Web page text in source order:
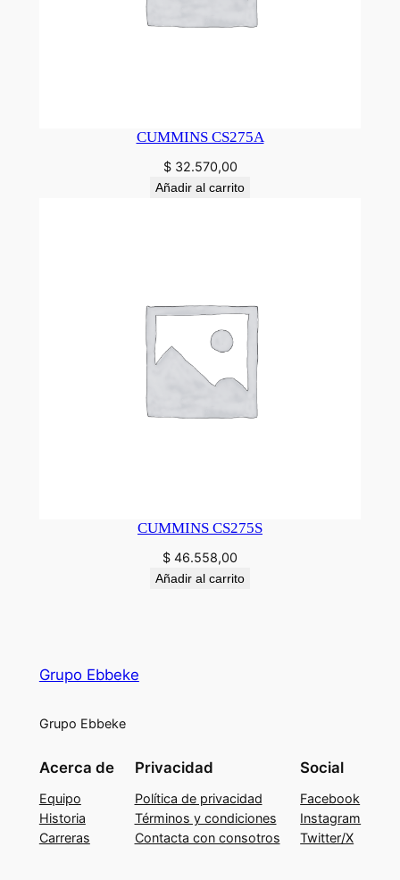
CUMMINS CS275A
$32.570,00
Añadir al carrito
CUMMINS CS275S
$ 46.558,00
Añadir al carrito
Grupo Ebbeke
Grupo Ebbeke
Acerca de
Equipo
Historia
Carreras
Privacidad
Política de privacidad
Términos y condiciones
Contacta con consotros
Social
Facebook
Instagram
Twitter/X